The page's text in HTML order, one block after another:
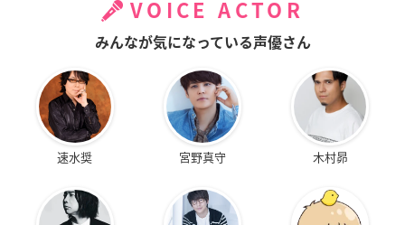
VOICE ACTOR
みんなが気になっている声優さん
速水奨 宮野真守 木村昴